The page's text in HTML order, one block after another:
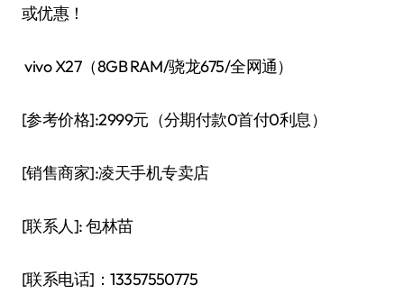
或优惠！
vivo X27（8GB RAM/骁龙675/全网通）
[参考价格]:2999元（分期付款0首付0利息）
[销售商家]:凌天手机专卖店
[联系人]: 包林苗
[联系电话]：13357550775